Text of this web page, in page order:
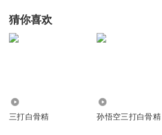
猜你喜欢
三打白骨精 孙悟空三打白骨精